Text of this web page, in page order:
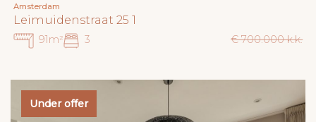
Amsterdam
Leimuidenstraat 25 1
91m² 3 € 700.000 k.k.
Under offer